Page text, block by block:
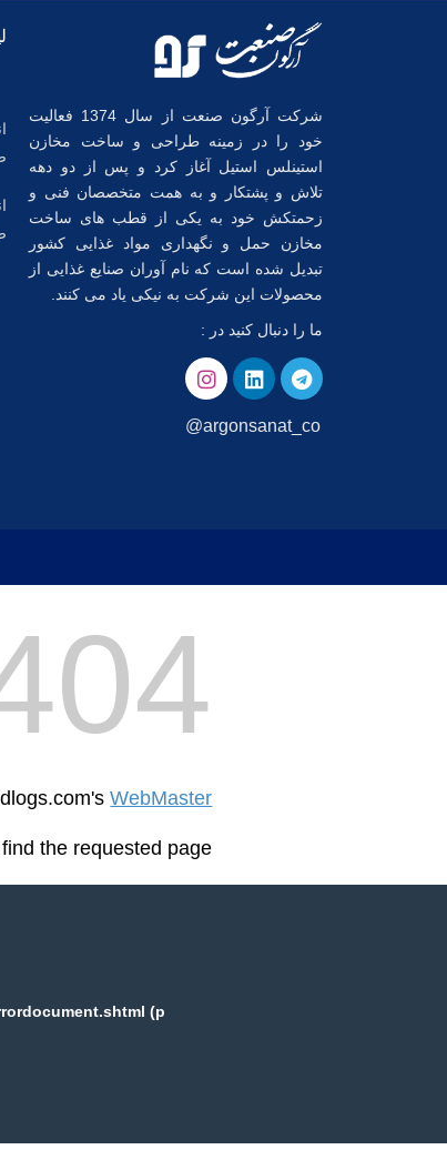
شرکت آرگون صنعت از سال 1374 فعالیت
خود را در زمینه طراحی و ساخت مخازن
استینلس استیل آغاز کرد و پس از دو دهه
تلاش و پشتکار و به همت متخصصان فنی و
زحمتکش خود به یکی از قطب های ساخت
مخازن حمل و نگهداری مواد غذایی کشور
تبدیل شده است که نام آوران صنایع غذایی از
محصولات این شرکت به نیکی یاد می کنند.
ما را دنبال کنید در :
argonsanat_co@
WebMaster
the requested page:
(p